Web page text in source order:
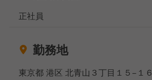
正社員
勤務地
東京都 港区 北青山３丁目１５−１６